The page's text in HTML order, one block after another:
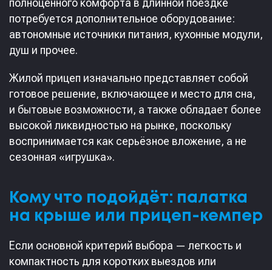
полноценного комфорта в длинной поездке
потребуется дополнительное оборудование:
автономные источники питания, кухонные модули,
душ и прочее.
Жилой прицеп изначально представляет собой
готовое решение, включающее и место для сна,
и бытовые возможности, а также обладает более
высокой ликвидностью на рынке, поскольку
воспринимается как серьёзное вложение, а не
сезонная «игрушка».
Кому что подойдёт: палатка
на крыше или прицеп-кемпер
Если основной критерий выбора — легкость и
компактность для коротких выездов или